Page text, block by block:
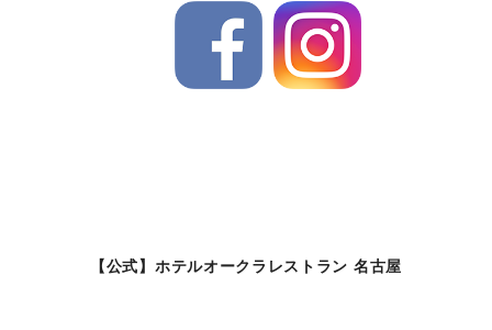
【公式】ホテルオークラレストラン 名古屋